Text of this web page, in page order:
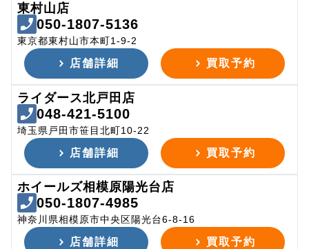
東村山店
050-1807-5136
東京都東村山市本町1-9-2
店舗詳細 買取予約
ライダース北戸田店
048-421-5100
埼玉県戸田市笹目北町10-22
店舗詳細 買取予約
ホイールズ相模原陽光台店
050-1807-4985
神奈川県相模原市中央区陽光台6-8-16
店舗詳細 買取予約